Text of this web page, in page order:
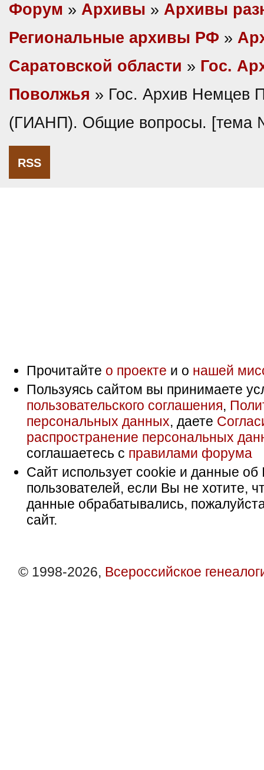
Форум » Архивы » Архивы
Региональные архивы РФ »
Саратовской области » Гос.
Поволжья » Гос. Архив Немцев
(ГИАНП). Общие вопросы. [тема
RSS
Прочитайте о проекте и о нашей
Пользуясь сайтом вы принимаете
пользовательского соглашения,
персональных данных, даете
распространение персональных
соглашаетесь с правилами форума
Сайт использует cookie и данные об
пользователей, если Вы не хотите,
данные обрабатывались,
сайт.
© 1998-2026, Всероссийское